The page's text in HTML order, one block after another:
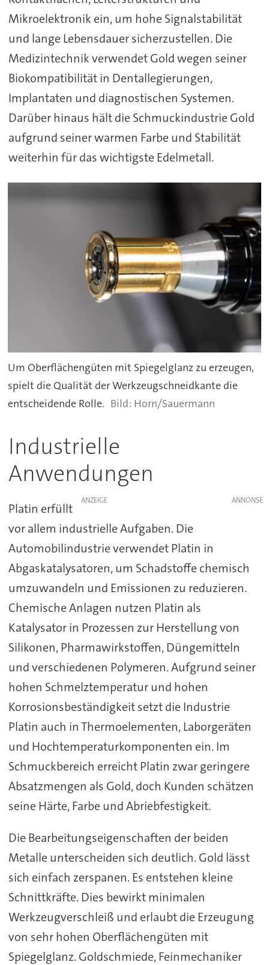
Mikroelektronik ein, um hohe Signalstabilität
und lange Lebensdauer sicherzustellen. Die
Medizintechnik verwendet Gold wegen seiner
Biokompatibilität in Dentallegierungen,
Implantaten und diagnostischen Systemen.
Darüber hinaus hält die Schmuckindustrie Gold
aufgrund seiner warmen Farbe und Stabilität
weiterhin für das wichtigste Edelmetall.
Um Oberflächengüten mit Spiegelglanz zu erzeugen,
spielt die Qualität der Werkzeugschneidkante die
entscheidende Rolle.
Horn/Sauermann
Industrielle
Anwendungen
ANZEIGE
Platin erfüllt
vor allem industrielle Aufgaben. Die
Automobilindustrie verwendet Platin in
Abgaskatalysatoren, um Schadstoffe chemisch
umzuwandeln und Emissionen zu reduzieren.
Chemische Anlagen nutzen Platin als
Katalysator in Prozessen zur Herstellung von
Silikonen, Pharmawirkstoffen, Düngemitteln
und verschiedenen Polymeren. Aufgrund seiner
hohen Schmelztemperatur und hohen
Korrosionsbeständigkeit setzt die Industrie
Platin auch in Thermoelementen, Laborgeräten
und Hochtemperaturkomponenten ein. Im
Schmuckbereich erreicht Platin zwar geringere
Absatzmengen als Gold, doch Kunden schätzen
seine Härte, Farbe und Abriebfestigkeit.
Die Bearbeitungseigenschaften der beiden
Metalle unterscheiden sich deutlich. Gold lässt
sich einfach zerspanen. Es entstehen kleine
Schnittkräfte. Dies bewirkt minimalen
Werkzeugverschleiß und erlaubt die Erzeugung
von sehr hohen Oberflächengüten mit
Spiegelglanz. Goldschmiede, Feinmechaniker